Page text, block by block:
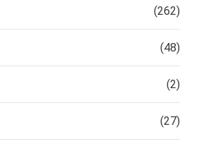
(262)
(48)
(2)
(27)